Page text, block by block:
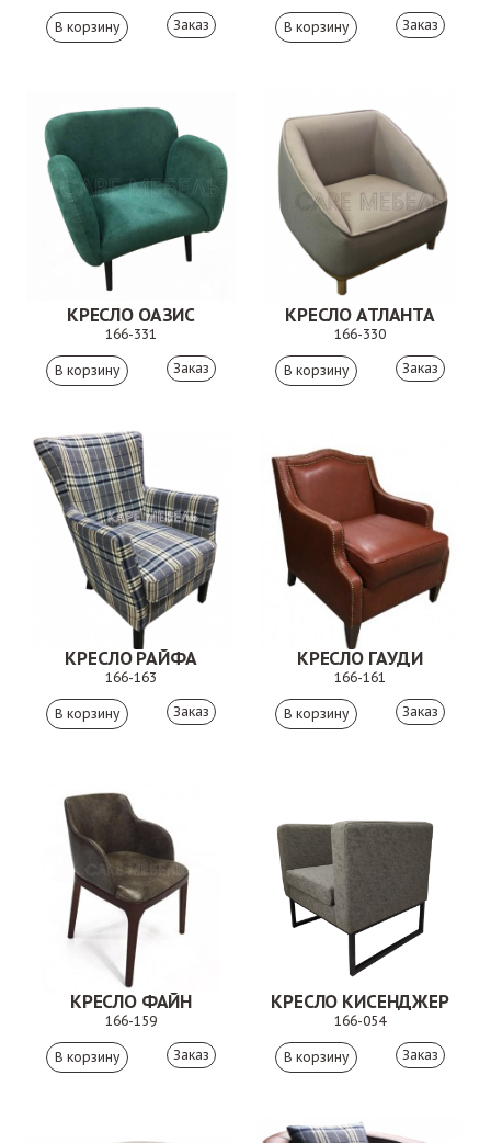
Заказ Заказ
КРЕСЛО ОАЗИС
166-331
Заказ
КРЕСЛО АТЛАНТА
166-330
Заказ
КРЕСЛО РАЙФА
166-163
Заказ
КРЕСЛО ГАУДИ
166-161
Заказ
КРЕСЛО ФАЙН
166-159
Заказ
КРЕСЛО КИСЕНДЖЕР
166-054
Заказ